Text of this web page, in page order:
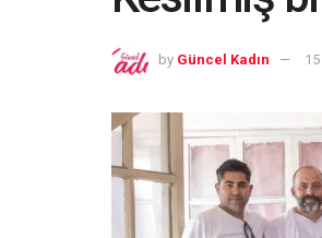
by Güncel Kadın